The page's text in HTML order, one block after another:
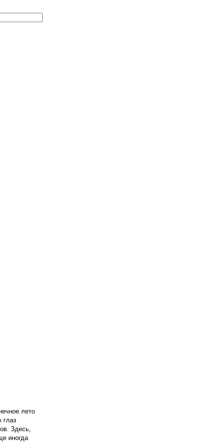
лето
глаз
Здесь,
иногда